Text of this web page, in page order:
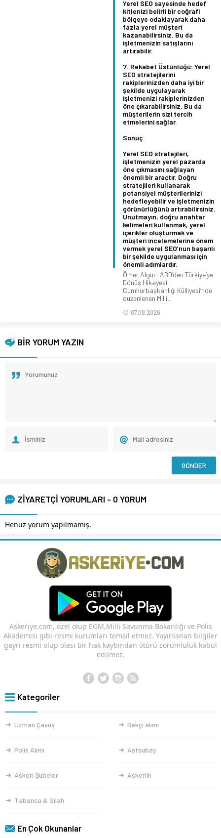
Yerel SEO sayesinde hedef
kitlenizi belirli bir coğrafi
bölgeye odaklayarak daha
fazla yerel müşteri
kazanabilirsiniz. Bu da
işletmenizin satışlarını
artırabilir.
Rekabet Üstünlüğü: Yerel
SEO stratejilerini
rakiplerinizden daha iyi bir
şekilde uygulayarak
işletmenizi rakiplerinizden
öne çıkarabilirsiniz. Bu da
müşterilerin sizi tercih
etmelerini sağlar.
Sonuç
Yerel SEO stratejileri,
işletmenizin yerel pazarda
öne çıkmasını sağlayan
önemli bir araçtır. Doğru
stratejileri kullanarak
potansiyel müşterilerinizi
hedefleyebilir ve işletmenizin
görünürlüğünü artırabilirsiniz.
Unutmayın, doğru anahtar
kelimeleri kullanmak, yerel
içerikler oluşturmak ve
müşteri incelemelerine önem
vermek yerel SEO’nun başarılı
bir şekilde uygulanması için
önemli adımlardır.
Ömer Algur: ABD’den Türkiye’ye
Dönüş Hikayesi
Cumhurbaşkanlığı Külliyesi’nde
düzenlenen Milli...
07.08.2026
BİR YORUM YAZIN
ZİYARETÇİ YORUMLARI - 0 YORUM
Henüz yorum yapılmamış.
Askeriye.com, özel olup EGM,Milli Savunma Bakanlığı ve Polis
Akademisi gibi resmi kurumları temsil etmez. Yayınlanan bilgiler
gayri resmi olup olası bir hak kaybından ötürü sorumluluk kabul
edilmez.
Kategoriler
Uzman Çavuş Bekçi alımı
Polis Alımı Astsubay
Askeri Şubeler Askerlik
Tabanca & Silah
En Çok Okunanlar